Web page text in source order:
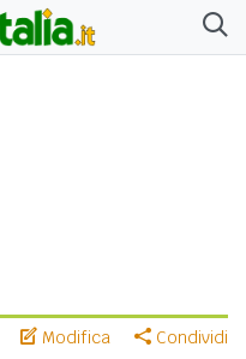
Modifica Condividi